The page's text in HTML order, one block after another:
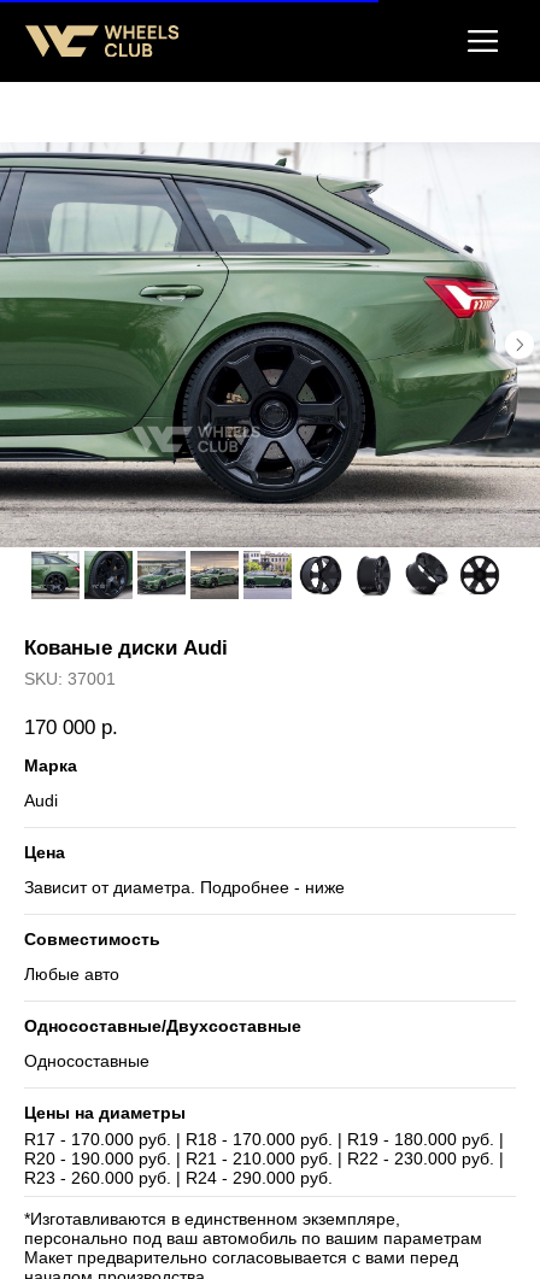
Кованые диски Audi
SKU: 37001
170 000 р.
Марка
Audi
Цена
Зависит от диаметра. Подробнее - ниже
Совместимость
Любые авто
Односоставные/Двухсоставные
Односоставные
Цены на диаметры
R17 - 170.000 руб. | R18 - 170.000 руб. | R19 - 180.000 руб. |
R20 - 190.000 руб. | R21 - 210.000 руб. | R22 - 230.000 руб. |
R23 - 260.000 руб. | R24 - 290.000 руб.
*Изготавливаются в единственном экземпляре,
персонально под ваш автомобиль по вашим параметрам
Макет предварительно согласовывается с вами перед
WHEELS CLUB - БОЛЬШЕ,
Политика обработки
Навигация
Каталог
Партнерам
Контакты